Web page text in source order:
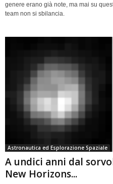
genere erano già note, ma mai su
team non si sbilancia.
Astronautica ed Esplorazione Spaziale
A undici anni dal
New Horizons...